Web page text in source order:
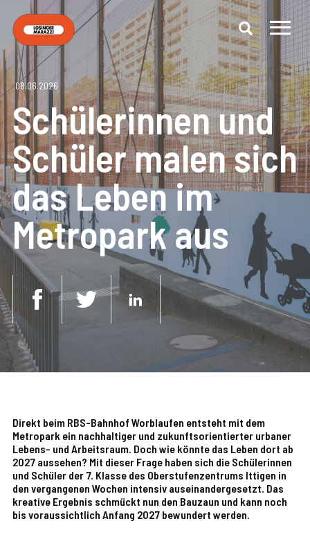
08.06.2026
Schülerinnen und
Schüler malen sich
das Leben im
Metropark aus
Direkt beim RBS-Bahnhof Worblaufen entsteht mit dem
Metropark ein nachhaltiger und zukunftsorientierter urbaner
Lebens- und Arbeitsraum. Doch wie könnte das Leben dort ab
2027 aussehen? Mit dieser Frage haben sich die Schülerinnen
und Schüler der 7. Klasse des Oberstufenzentrums Ittigen in
den vergangenen Wochen intensiv auseinandergesetzt. Das
kreative Ergebnis schmückt nun den Bauzaun und kann noch
bis voraussichtlich Anfang 2027 bewundert werden.